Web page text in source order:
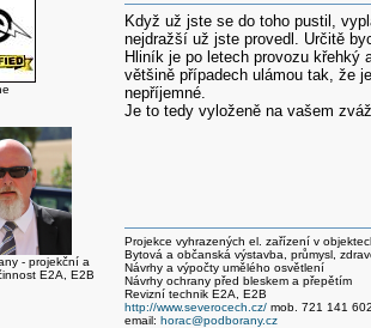
- projekční a
E2A, E2B
Když už jste se do toho pustil,
nejdražší už jste provedl. Určitě
Hliník je po letech provozu
většině případech ulámou tak, že
nepříjemné.
Je to tedy vyloženě na vašem
Projekce vyhrazených el. zařízení v
Bytová a občanská výstavba, průmysl,
Návrhy a výpočty umělého osvětlení
Návrhy ochrany před bleskem a přepětím
Revizní technik E2A, E2B
http://www.severocech.cz/mob. 721 141 602
email: horac@podborany.cz